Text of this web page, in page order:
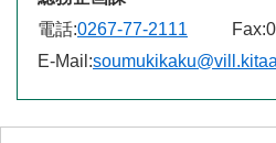
電話:0267-77-2111 Fax:
E-Mail: